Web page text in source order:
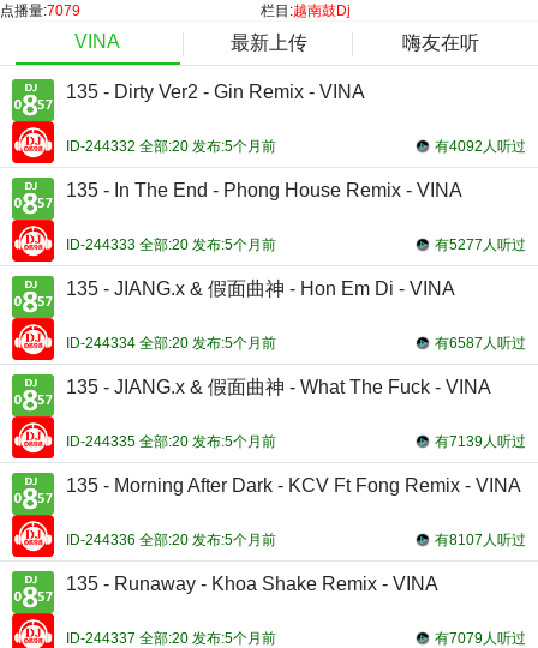
点播量:7079 栏目:越南鼓Dj
VINA 最新上传 嗨友在听
135 - Dirty Ver2 - Gin Remix - VINA
有4092人听过
ID-244332 全部:20 发布:5个月前
135 - In The End - Phong House Remix - VINA
有5277人听过
ID-244333 全部:20 发布:5个月前
135 - JIANG.x & 假面曲神 - Hon Em Di - VINA
有6587人听过
ID-244334 全部:20 发布:5个月前
135 - JIANG.x & 假面曲神 - What The Fuck - VINA
有7139人听过
ID-244335 全部:20 发布:5个月前
135 - Morning After Dark - KCV Ft Fong Remix - VINA
有8107人听过
ID-244336 全部:20 发布:5个月前
135 - Runaway - Khoa Shake Remix - VINA
有7079人听过
ID-244337 全部:20 发布:5个月前